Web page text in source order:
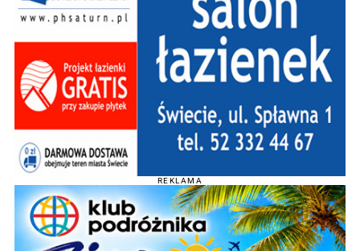
REKLAMA